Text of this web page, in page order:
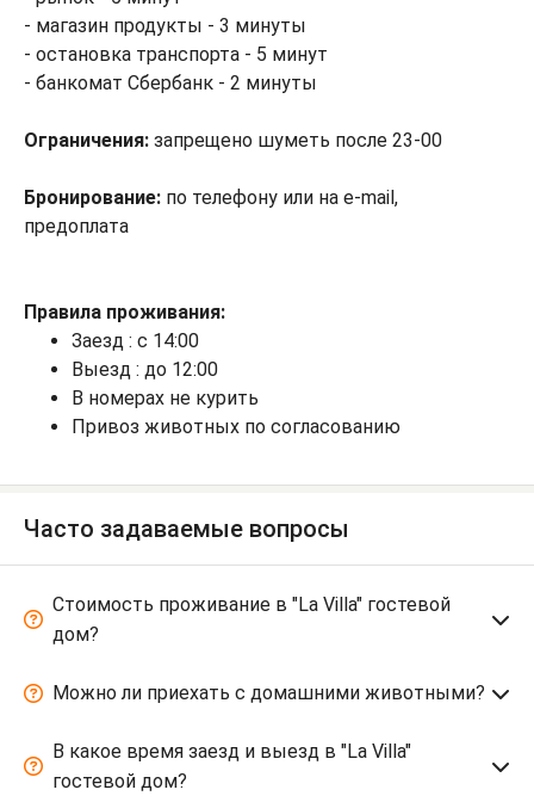
- магазин продукты - 3 минуты
- остановка транспорта - 5 минут
- банкомат Сбербанк - 2 минуты
Ограничения: запрещено шуметь после 23-00
Бронирование: по телефону или на e-mail,
предоплата
Правила проживания:
Заезд : с 14:00
Выезд : до 12:00
В номерах не курить
Привоз животных по согласованию
Часто задаваемые вопросы
Стоимость проживание в "La Villa" гостевой
дом?
Можно ли приехать с домашними животными?
В какое время заезд и выезд в "La Villa"
гостевой дом?